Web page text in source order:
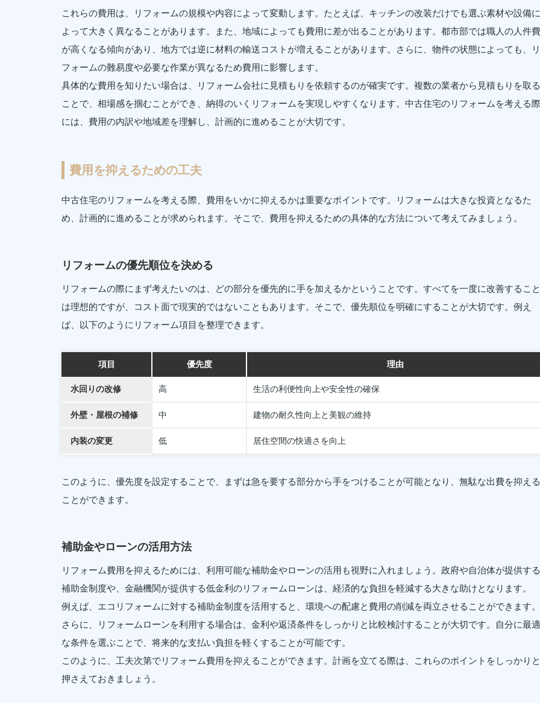
これらの費用は、リフォームの規模や内容によって変動します。たとえば、キッチンの改装だけでも選ぶ素材や設備に
よって大きく異なることがあります。また、地域によっても費用に差が出ることがあります。都市部では職人の人件費
が高くなる傾向があり、地方では逆に材料の輸送コストが増えることがあります。さらに、物件の状態によっても、リ
フォームの難易度や必要な作業が異なるため費用に影響します。
具体的な費用を知りたい場合は、リフォーム会社に見積もりを依頼するのが確実です。複数の業者から見積もりを取る
ことで、相場感を掴むことができ、納得のいくリフォームを実現しやすくなります。中古住宅のリフォームを考える際
には、費用の内訳や地域差を理解し、計画的に進めることが大切です。
費用を抑えるための工夫
中古住宅のリフォームを考える際、費用をいかに抑えるかは重要なポイントです。リフォームは大きな投資となるた
め、計画的に進めることが求められます。そこで、費用を抑えるための具体的な方法について考えてみましょう。
リフォームの優先順位を決める
リフォームの際にまず考えたいのは、どの部分を優先的に手を加えるかということです。すべてを一度に改善すること
は理想的ですが、コスト面で現実的ではないこともあります。そこで、優先順位を明確にすることが大切です。例え
ば、以下のようにリフォーム項目を整理できます。
項目 優先度 理由
水回りの改修 高 生活の利便性向上や安全性の確保
外壁・屋根の補修 中 建物の耐久性向上と美観の維持
内装の変更 低 居住空間の快適さを向上
このように、優先度を設定することで、まずは急を要する部分から手をつけることが可能となり、無駄な出費を抑える
ことができます。
補助金やローンの活用方法
リフォーム費用を抑えるためには、利用可能な補助金やローンの活用も視野に入れましょう。政府や自治体が提供する
補助金制度や、金融機関が提供する低金利のリフォームローンは、経済的な負担を軽減する大きな助けとなります。
例えば、エコリフォームに対する補助金制度を活用すると、環境への配慮と費用の削減を両立させることができます。
さらに、リフォームローンを利用する場合は、金利や返済条件をしっかりと比較検討することが大切です。自分に最適
な条件を選ぶことで、将来的な支払い負担を軽くすることが可能です。
このように、工夫次第でリフォーム費用を抑えることができます。計画を立てる際は、これらのポイントをしっかりと
押さえておきましょう。